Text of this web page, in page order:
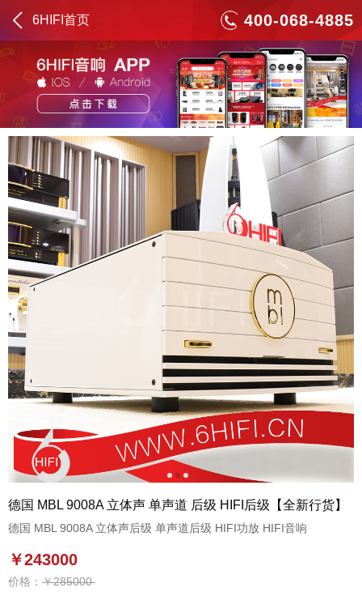
6HIFI首页 400-068-4885
123
德国 MBL 9008A 立体声 单声道 后级 HIFI后级【全新行货】
德国 MBL 9008A 立体声后级 单声道后级 HIFI功放 HIFI音响
￥243000
价格： ￥285000